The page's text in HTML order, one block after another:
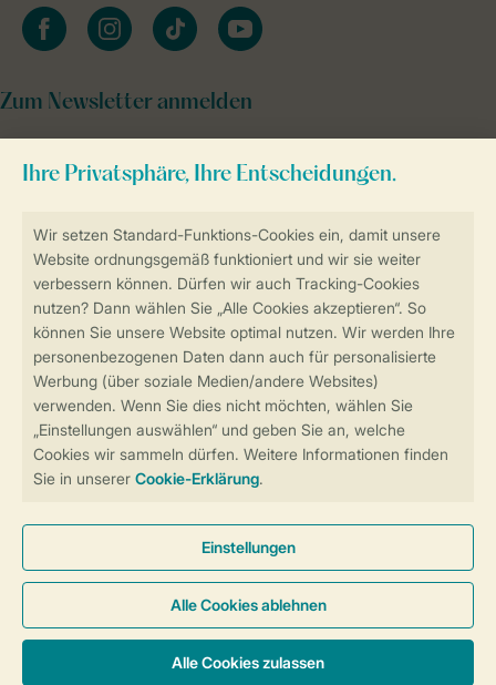
Sicherstellung Deiner Privatsphäre
Sicher und schnell zur Online-Buchung
Sichere Datenübertragung
Sicheres Bezahlen
facebookinstagramtiktok youtube
Zum Newsletter anmelden
Cookies und Banner
Barrierefreiheit
© 2026 Landal GreenParks GmbH